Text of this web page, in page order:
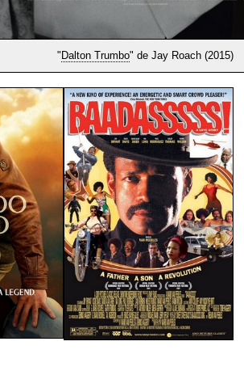
"Dalton Trumbo" de Jay Roach (2015)